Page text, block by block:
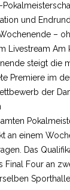
und
–
Livestream Am
steigt die
Premiere im
der
an einem
Das
Final Four an
Sporthalle